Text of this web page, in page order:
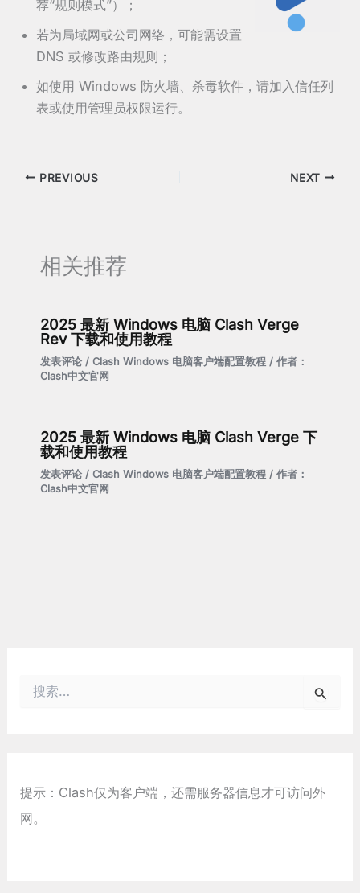
荐“规则模式”）；
若为局域网或公司网络，可能需设置
DNS 或修改路由规则；
如使用 Windows 防火墙、杀毒软件，请加入信任列
表或使用管理员权限运行。
PREVIOUS NEXT
相关推荐
2025 最新 Windows 电脑 Clash Verge
Rev 下载和使用教程
发表评论 / Clash Windows 电脑客户端配置教程/ 作者：
Clash中文官网
2025 最新 Windows 电脑 Clash Verge 下
载和使用教程
发表评论 / Clash Windows 电脑客户端配置教程/ 作者：
Clash中文官网
提示：Clash仅为客户端，还需服务器信息才可访问外
网。